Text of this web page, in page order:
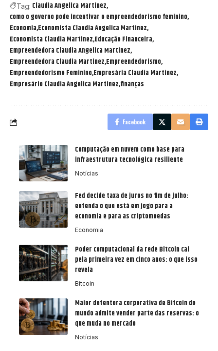
Tag: Claudia Angelica Martinez
como o governo pode incentivar o empreendedorismo feminino
Economia Economista Claudia Angelica Martinez
Economista Claudia Martinez Educação Financeira
Empreendedora Claudia Angelica Martinez
Empreendedora Claudia Martinez Empreendedorismo
Empreendedorismo Feminino Empresária Claudia Martinez
Empresário Claudia Angelica Martinez finanças
Facebook
Computação em nuvem como base para
infraestrutura tecnológica resiliente
Notícias
Fed decide taxa de juros no fim de julho:
entenda o que está em jogo para a
economia e para as criptomoedas
Economia
Poder computacional da rede Bitcoin cai
pela primeira vez em cinco anos: o que isso
revela
Bitcoin
Maior detentora corporativa de Bitcoin do
mundo admite vender parte das reservas: o
que muda no mercado
Notícias